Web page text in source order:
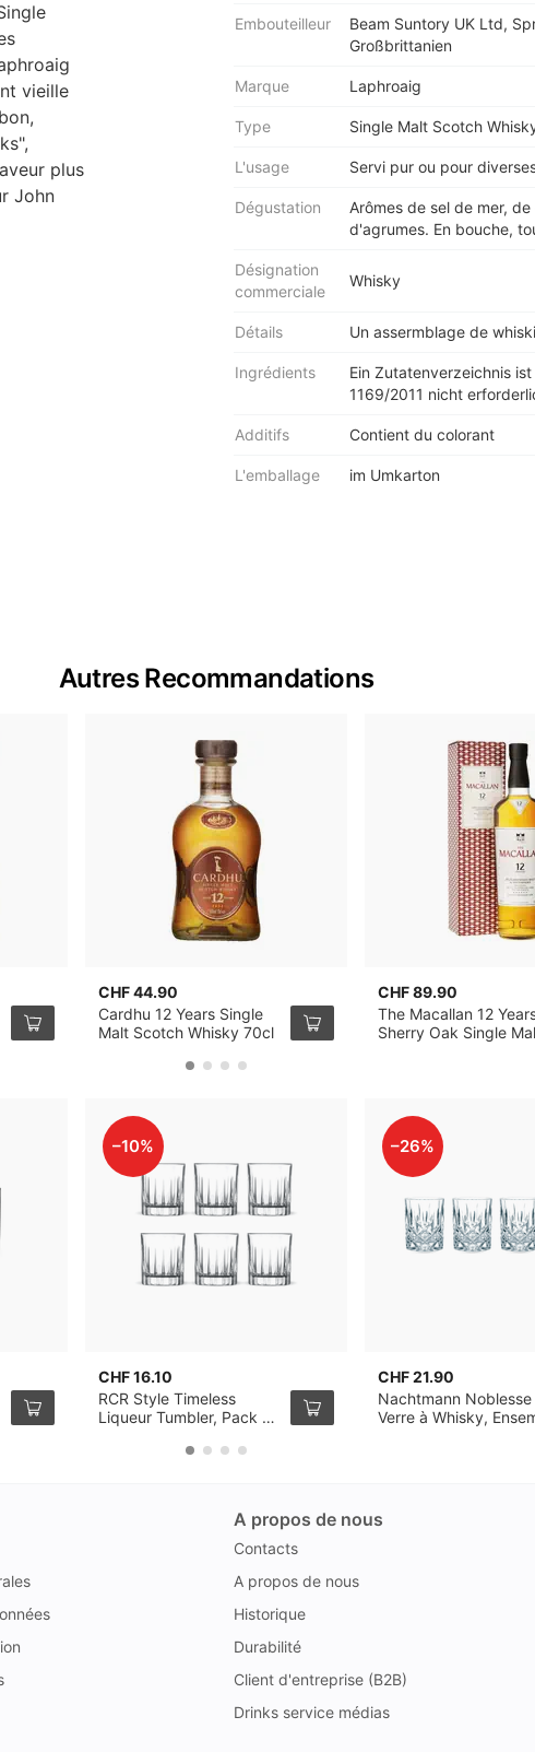
vieille
plus
John
Embouteilleur
Beam Suntory UK Ltd,
Großbrittanien
Marque Laphroaig
Type Single Malt Scotch
L'usage Servi pur ou pour
Dégustation
Arômes de sel de mer,
d'agrumes. En bouche,
Désignation
commerciale
Whisky
Détails Un assermblage de
Ingrédients
Ein Zutatenverzeichnis
1169/2011 nicht
Additifs Contient du colorant
L'emballage im Umkarton
Autres Recommandations
CHF 44.90
Cardhu 12 Years Single
Malt Scotch Whisky 70cl
CHF 89.90
The Macallan 12
Sherry Oak Single
–10%
CHF 16.10
RCR Style Timeless
Liqueur Tumbler, Pack de
–26%
CHF 21.90
Nachtmann Noblesse
Verre à Whisky,
A propos de nous
Contacts
A propos de nous
Historique
Durabilité
Client d'entreprise (B2B)
Drinks service médias